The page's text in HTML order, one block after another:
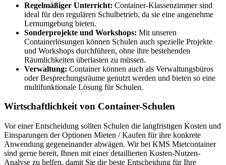
Regelmäßiger Unterricht: Container-Klassenzimmer sind
ideal für den regulären Schulbetrieb, da sie eine angenehme
Lernumgebung bieten.
Sonderprojekte und Workshops: Mit unseren
Containerlösungen können Schulen auch spezielle Projekte
und Workshops durchführen, ohne ihre bestehenden
Räumlichkeiten überlasten zu müssen.
Verwaltung: Container können auch als Verwaltungsbüros
oder Besprechungsräume genutzt werden und bieten so eine
multifunktionale Lösung für Schulen.
Wirtschaftlichkeit von Container-Schulen
Vor einer Entscheidung sollten Schulen die langfristigen Kosten und
Einsparungen der Optionen Mieten / Kaufen für ihre konkrete
Anwendung gegeneinander abwägen. Wir bei KMS Mietcontainer
sind gerne bereit, Ihnen mit einer detaillierten Kosten-Nutzen-
Analyse zu helfen, damit Sie die beste Entscheidung für Ihre